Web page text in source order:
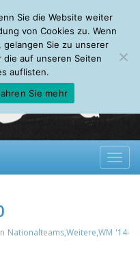
Leseempfehlungen FAQ
Nationalteams,Weitere,WM '14-
Sie die Website weiter
von Cookies zu. Wenn
Sie zu unserer
die auf unseren Seiten
auflisten.
Sie mehr